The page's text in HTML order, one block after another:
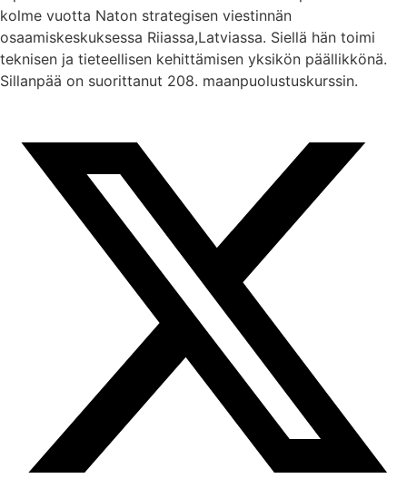
kolme vuotta Naton strategisen viestinnän
osaamiskeskuksessa Riiassa,Latviassa. Siellä hän toimi
teknisen ja tieteellisen kehittämisen yksikön päällikkönä.
Sillanpää on suorittanut 208. maanpuolustuskurssin.